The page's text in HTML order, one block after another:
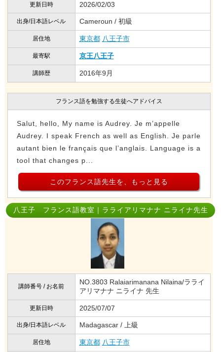
更新日時 2026/02/03
出身/日本語レベル Cameroun / 初級
居住地 東京都 八王子市
最寄駅 京王八王子
講師歴 2016年9月
フランス語を勉強する生徒へアドバイス
Salut, hello, My name is Audrey. Je m’appelle
Audrey. I speak French as well as English. Je parle
autant bien le français que l’anglais. Language is a
tool that changes p...
このフランス語先生を、もっと見る
八王子 フランス語教室｜ラライアリマナナ ニライナ先生
講師番号 / お名前
NO.3803 Ralaiarimanana Nilaina/ラライ
アリマナナ ニライナ 先生
更新日時 2025/07/07
出身/日本語レベル Madagascar / 上級
居住地 東京都 八王子市